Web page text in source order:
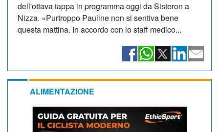
dell'ottava tappa in programma oggi da Sisteron a
Nizza. «Purtroppo Pauline non si sentiva bene
questa mattina. In accordo con lo staff medico...
ALIMENTAZIONE